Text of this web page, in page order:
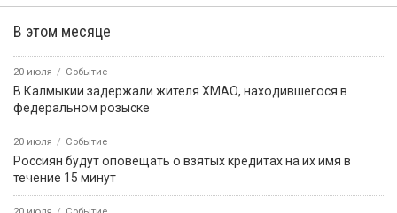
В этом месяце
20 июля Событие
В Калмыкии задержали жителя ХМАО, находившегося в
федеральном розыске
20 июля Событие
Россиян будут оповещать о взятых кредитах на их имя в
течение 15 минут